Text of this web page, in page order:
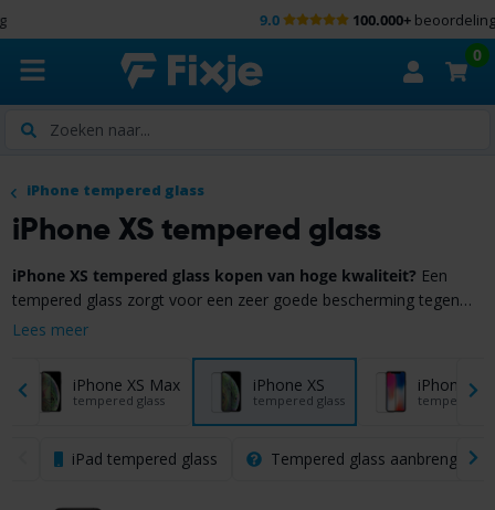
100.000+beoordelingen
Zoeken
0
iPhone tempered glass
iPhone XS tempered glass
iPhone XS tempered glass kopen van hoge kwaliteit? Een
tempered glass zorgt voor een zeer goede bescherming tegen
krassen en andere beschadigingen van je iPhone XS. Je kunt deze
Bekijk hieronder het iPhone XS tempered glass assortiment
Lees meer
iPhone XS Max
tempered glass
iPhone XS
tempered glass
iPhone X
tempered
iPad tempered glass Tempered glass aanbrengen